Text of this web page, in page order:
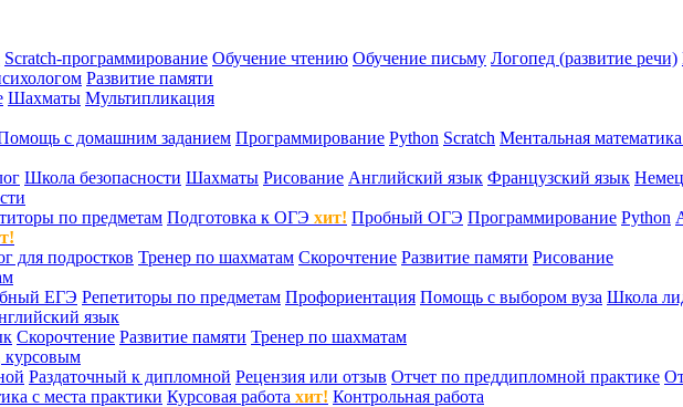
Scratch-программирование Обучение чтению Обучение письму Логопед (развитие речи)
Развитие памяти
Шахматы Мультипликация
с домашним заданием Программирование Python Scratch Ментальная математика
Школа безопасности Шахматы Рисование Английский язык Французский язык
по предметам Подготовка к ОГЭ хит! Пробный ОГЭ Программирование Python
для подростков Тренер по шахматам Скорочтение Развитие памяти Рисование
ЕГЭ Репетиторы по предметам Профориентация Помощь с выбором вуза Школа
язык
Скорочтение Развитие памяти Тренер по шахматам
курсовым
Раздаточный к дипломной Рецензия или отзыв Отчет по преддипломной практике
с места практики Курсовая работа хит! Контрольная работа